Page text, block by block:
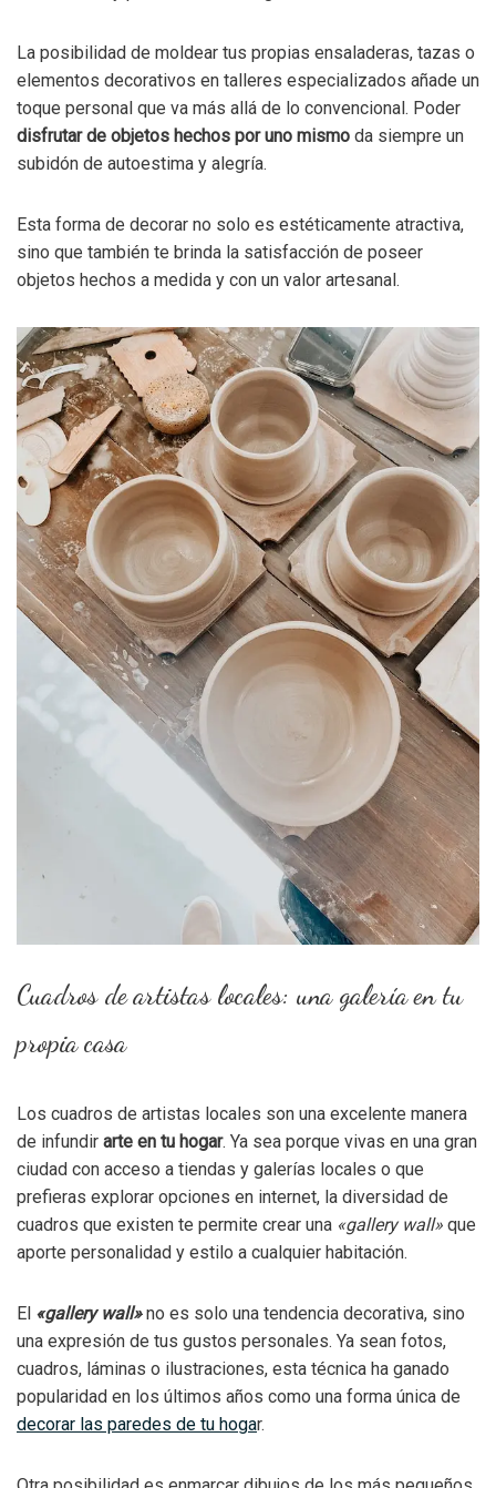
La posibilidad de moldear tus propias ensaladeras, tazas o
elementos decorativos en talleres especializados añade un
toque personal que va más allá de lo convencional. Poder
disfrutar de objetos hechos por uno mismo da siempre un
subidón de autoestima y alegría.
Esta forma de decorar no solo es estéticamente atractiva,
sino que también te brinda la satisfacción de poseer
objetos hechos a medida y con un valor artesanal.
Cuadros de artistas locales: una galería en tu
propia casa
Los cuadros de artistas locales son una excelente manera
de infundir arte en tu hogar. Ya sea porque vivas en una gran
ciudad con acceso a tiendas y galerías locales o que
prefieras explorar opciones en internet, la diversidad de
cuadros que existen te permite crear una «gallery wall» que
aporte personalidad y estilo a cualquier habitación.
El «gallery wall»no es solo una tendencia decorativa, sino
una expresión de tus gustos personales. Ya sean fotos,
cuadros, láminas o ilustraciones, esta técnica ha ganado
popularidad en los últimos años como una forma única de
decorar las paredes de tu hogar.